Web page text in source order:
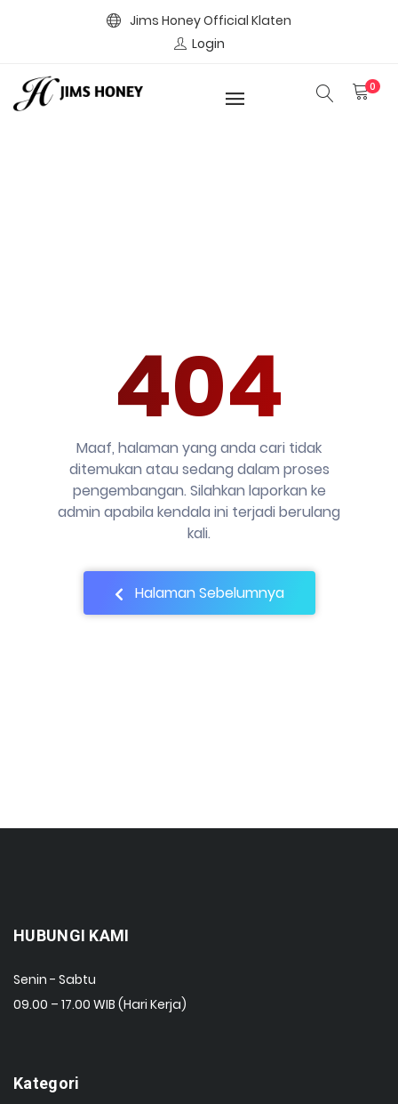
Jims Honey Official Klaten
Login
0
404
Maaf, halaman yang anda cari tidak
ditemukan atau sedang dalam proses
pengembangan. Silahkan laporkan ke
admin apabila kendala ini terjadi berulang
kali.
Halaman Sebelumnya
HUBUNGI KAMI
Senin - Sabtu
09.00 – 17.00 WIB (Hari Kerja)
Kategori